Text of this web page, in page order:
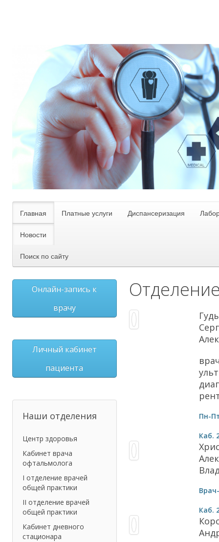
Главная Платные услуги Диспансеризация
Новости
Поиск по сайту
Пн-
Каб.
Каб.
Онлайн-запись к
врачу
Личный кабинет
пациента
Наши отделения
Центр здоровья
Кабинет врача
офтальмолога
I отделение врачей
общей практики
II отделение врачей
общей практики
Кабинет дневного
стационара